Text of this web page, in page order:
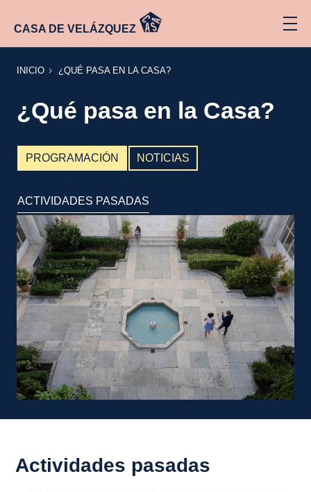
CASA DE VELÁZQUEZ
INICIO
INICIO
¿QUÉ
CASA?
¿QUÉ PASA EN LA CASA?
¿Qué pasa en la Casa?
PROGRAMACIÓN NOTICIAS
ACTIVIDADES PASADAS
Actividades pasadas